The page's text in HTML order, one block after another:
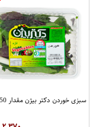
سبزی خوردن دکتر بیژن مقدار 50 گرم